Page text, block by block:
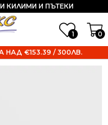
1 0
КИЛИМИ И ПЪТЕКИ
€153.39 / 300ЛВ.